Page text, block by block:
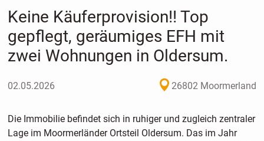
Keine Käuferprovision!! Top
gepflegt, geräumiges EFH mit
zwei Wohnungen in Oldersum.
02.05.2026 26802 Moormerland
Die Immobilie befindet sich in ruhiger und zugleich zentraler
Lage im Moormerländer Ortsteil Oldersum. Das im Jahr